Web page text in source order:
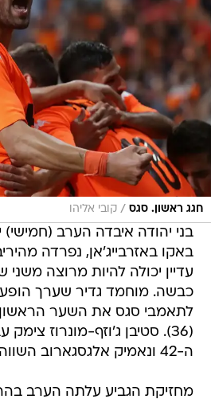
חגג ראשון. סגס / קובי אליהו
עדיין יכולה להיות מרוצה
כבשה. מוחמד גדיר שערך
(36). סטיבן ג'וזף-מונרוז
ה-42 ונאמיק אלגסגארוב השווה בדקה ה-97.
מחזיקת הגביע עלתה הערב